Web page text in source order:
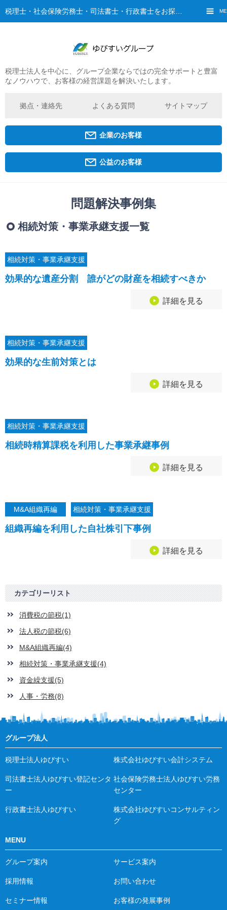
税理士法人を中心に、グループ企業ならではの完全サポートと豊富
なノウハウで、お客様の経営課題を解決いたします。
拠点・連絡先 よくある質問 サイトマップ
企業のお客様
公益のお客様
ご挨拶
グループ概要
ゆびすいのあゆみ
京都オフィス
相続・贈与・事業承継をお考えの方
寺院などの宗教法人経営者の方
幼稚園・学校法人経営者の方
問題解決事例集
相続対策・事業承継支援一覧
相続対策・事業承継支援
効果的な遺産分割 誰がどの財産を相続すべきか
詳細を見る
相続対策・事業承継支援
効果的な生前対策とは
詳細を見る
相続対策・事業承継支援
相続時精算課税を利用した事業承継事例
詳細を見る
M&A組織再編 相続対策・事業承継支援
組織再編を利用した自社株引下事例
詳細を見る
カテゴリーリスト
消費税の節税(1)
法人税の節税(6)
M&A組織再編(4)
相続対策・事業承継支援(4)
資金繰支援(5)
人事・労務(8)
グループ法人
税理士法人ゆびすい 株式会社ゆびすい会計システム
司法書士法人ゆびすい登記センタ
ー
社会保険労務士法人ゆびすい労務
センター
行政書士法人ゆびすい
株式会社ゆびすいコンサルティン
グ
MENU
グループ案内 サービス案内
採用情報 お問い合わせ
セミナー情報 お客様の発展事例